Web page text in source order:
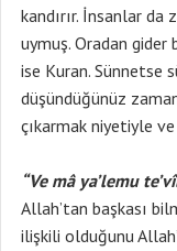
kandırır. İnsanlar da
uymuş. Oradan
ise Kuran. Sünnetse
düşündüğünüz
çıkarmak niyetiyle ve
“Ve mâ ya’lemu
Allah’tan başkası
ilişkili olduğunu